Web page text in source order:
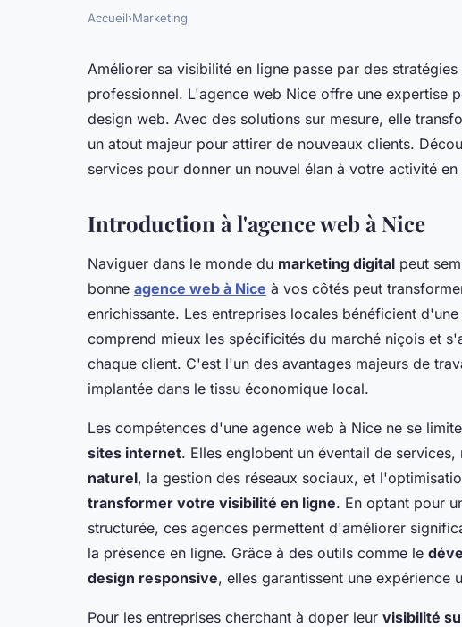
votre visibilité en
web nice
Accueil›Marketing
Améliorer sa visibilité en ligne passe par des
professionnel. L'agence web Nice offre une expertise
design web. Avec des solutions sur mesure, elle
un atout majeur pour attirer de nouveaux clients.
services pour donner un nouvel élan à votre activité en
Introduction à l'agence web à Nice
Naviguer dans le monde du marketing digital peut
bonne agence web à Nice à vos côtés peut
enrichissante. Les entreprises locales bénéficient d'une
comprend mieux les spécificités du marché niçois et
chaque client. C'est l'un des avantages majeurs de
implantée dans le tissu économique local.
Les compétences d'une agence web à Nice ne se
sites internet. Elles englobent un éventail de services,
naturel, la gestion des réseaux sociaux, et
transformer votre visibilité en ligne. En optant pour
structurée, ces agences permettent d'améliorer
la présence en ligne. Grâce à des outils comme le
design responsive, elles garantissent une expérience
Pour les entreprises cherchant à doper leur visibilité